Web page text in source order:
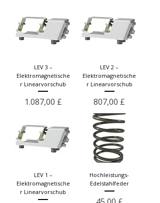
LEV 3 –
Elektromagnetische
r Linearvorschub
Preis
1.087,00 £
LEV 2 –
Elektromagnetische
r Linearvorschub
Preis
807,00 £
LEV 1 –
Elektromagnetische
r Linearvorschub
Hochleistungs-
Edelstahlfeder